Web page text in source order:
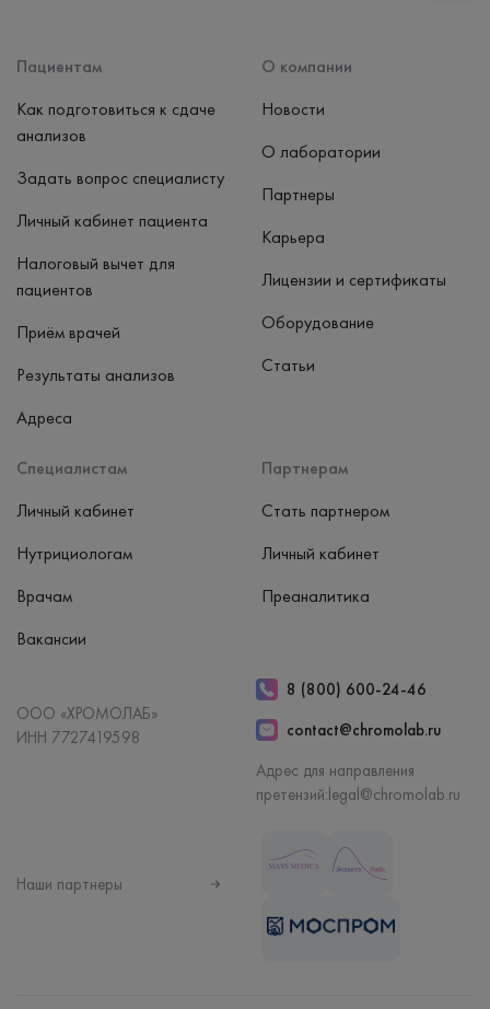
Пациентам
Как подготовиться к сдаче
анализов
Задать вопрос специалисту
Личный кабинет пациента
Налоговый вычет для
пациентов
Приём врачей
Результаты анализов
Адреса
Специалистам
Личный кабинет
Нутрициологам
Врачам
Вакансии
Партнерам
Стать партнером
Личный кабинет
Преаналитика
О компании
Новости
О лаборатории
Партнеры
Карьера
Лицензии и сертификаты
Оборудование
Статьи
ООО «ХРОМОЛАБ»
ИНН 7727419598
8 (800) 600-24-46
contact@chromolab.ru
Адрес для направления
претензий:legal@chromolab.ru
Наши партнеры